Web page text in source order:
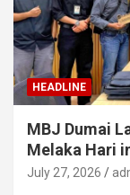
HEADLINE
MBJ Dumai
Melaka Hari
July 27, 2026